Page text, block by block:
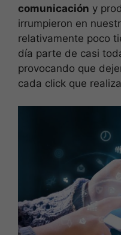
comunicación y
irrumpieron en
relativamente poco
día parte de casi
provocando que
cada click que